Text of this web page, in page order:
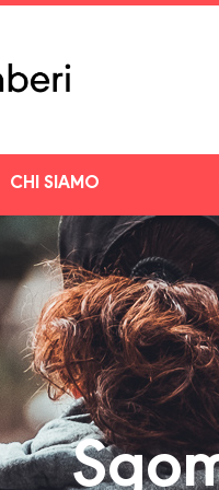
CHI SIAMO